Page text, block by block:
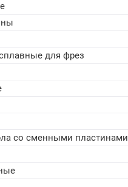
для фрез
со сменными пластинами